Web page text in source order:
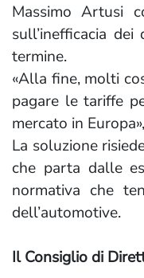
Massimo Artusi
sull’inefficacia
termine.
«Alla fine, molti
pagare le tariffe
mercato in
La soluzione
che parta dalle
normativa che
dell’automotive.
Il Consiglio di